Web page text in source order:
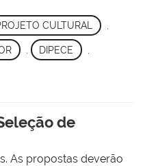
CULTURAL
DIPECE
de
As propostas deverão